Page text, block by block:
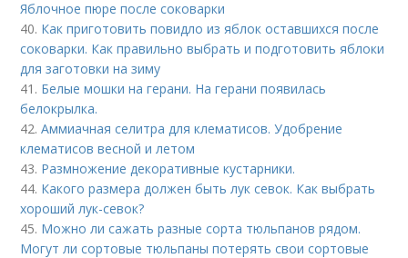
Яблочное пюре после соковарки
40. Как приготовить повидло из яблок оставшихся после
соковарки. Как правильно выбрать и подготовить яблоки
для заготовки на зиму
41. Белые мошки на герани. На герани появилась
белокрылка.
42.Аммиачная селитра для клематисов. Удобрение
клематисов весной и летом
43. Размножение декоративные кустарники.
44. Какого размера должен быть лук севок. Как выбрать
хороший лук-севок?
45. Можно ли сажать разные сорта тюльпанов рядом.
Могут ли сортовые тюльпаны потерять свои сортовые